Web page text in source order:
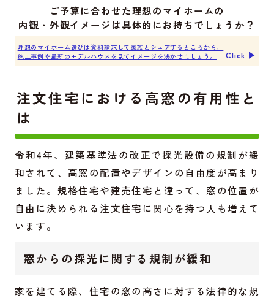
ご予算に合わせた理想のマイホームの
内観・外観イメージは具体的にお持ちでしょうか？
理想のマイホーム選びは資料請求して家族とシェアするところから。
施工事例や最新のモデルハウスを見てイメージを沸かせましょう。
Click ▶︎
注文住宅における高窓の有用性と
は
令和4年、建築基準法の改正で採光設備の規制が緩
和されて、高窓の配置やデザインの自由度が高まり
ました。規格住宅や建売住宅と違って、窓の位置が
自由に決められる注文住宅に関心を持つ人も増えて
います。
窓からの採光に関する規制が緩和
家を建てる際、住宅の窓の高さに対する法律的な規